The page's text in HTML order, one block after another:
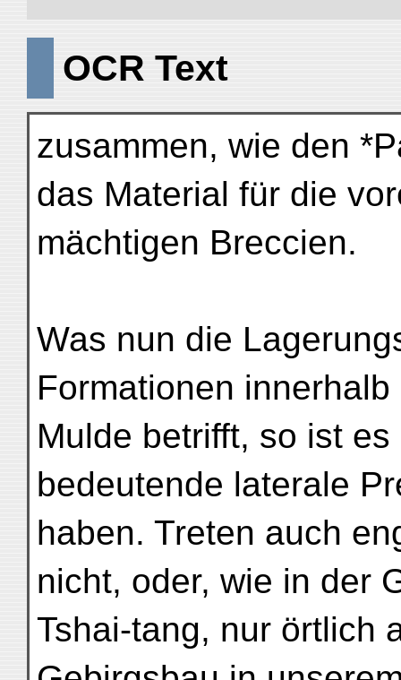
OCR Text
zusammen, wie den
das Material für die
mächtigen Breccien.
Was nun die
Formationen innerhalb
Mulde betrifft, so ist
bedeutende laterale
haben. Treten auch
nicht, oder, wie in der
Tshai-tang, nur örtlich